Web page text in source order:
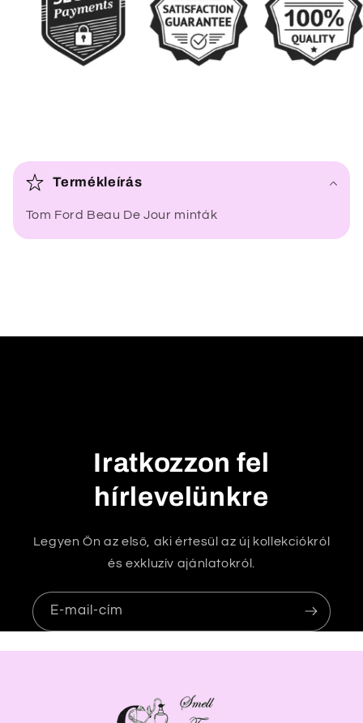
s
e
k
Termékleírás
Tom Ford Beau De Jour minták
Iratkozzon fel
hírlevelünkre
Legyen Ön az első, aki értesül az új kollekciókról
és exkluzív ajánlatokról.
E-mail-cím